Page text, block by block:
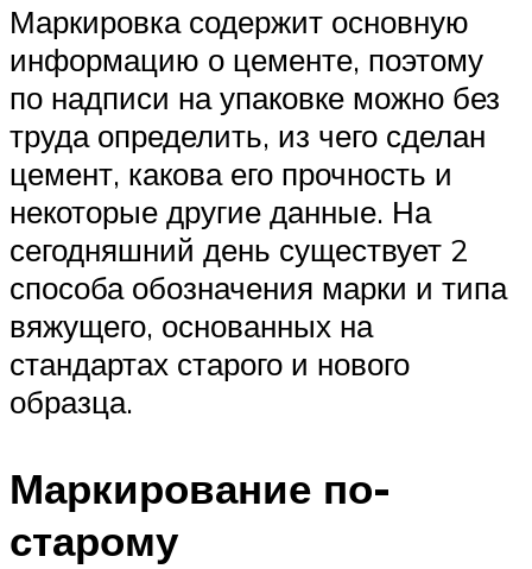
Маркировка содержит основную
информацию о цементе, поэтому
по надписи на упаковке можно без
труда определить, из чего сделан
цемент, какова его прочность и
некоторые другие данные. На
сегодняшний день существует 2
способа обозначения марки и типа
вяжущего, основанных на
стандартах старого и нового
образца.
Маркирование по-
старому